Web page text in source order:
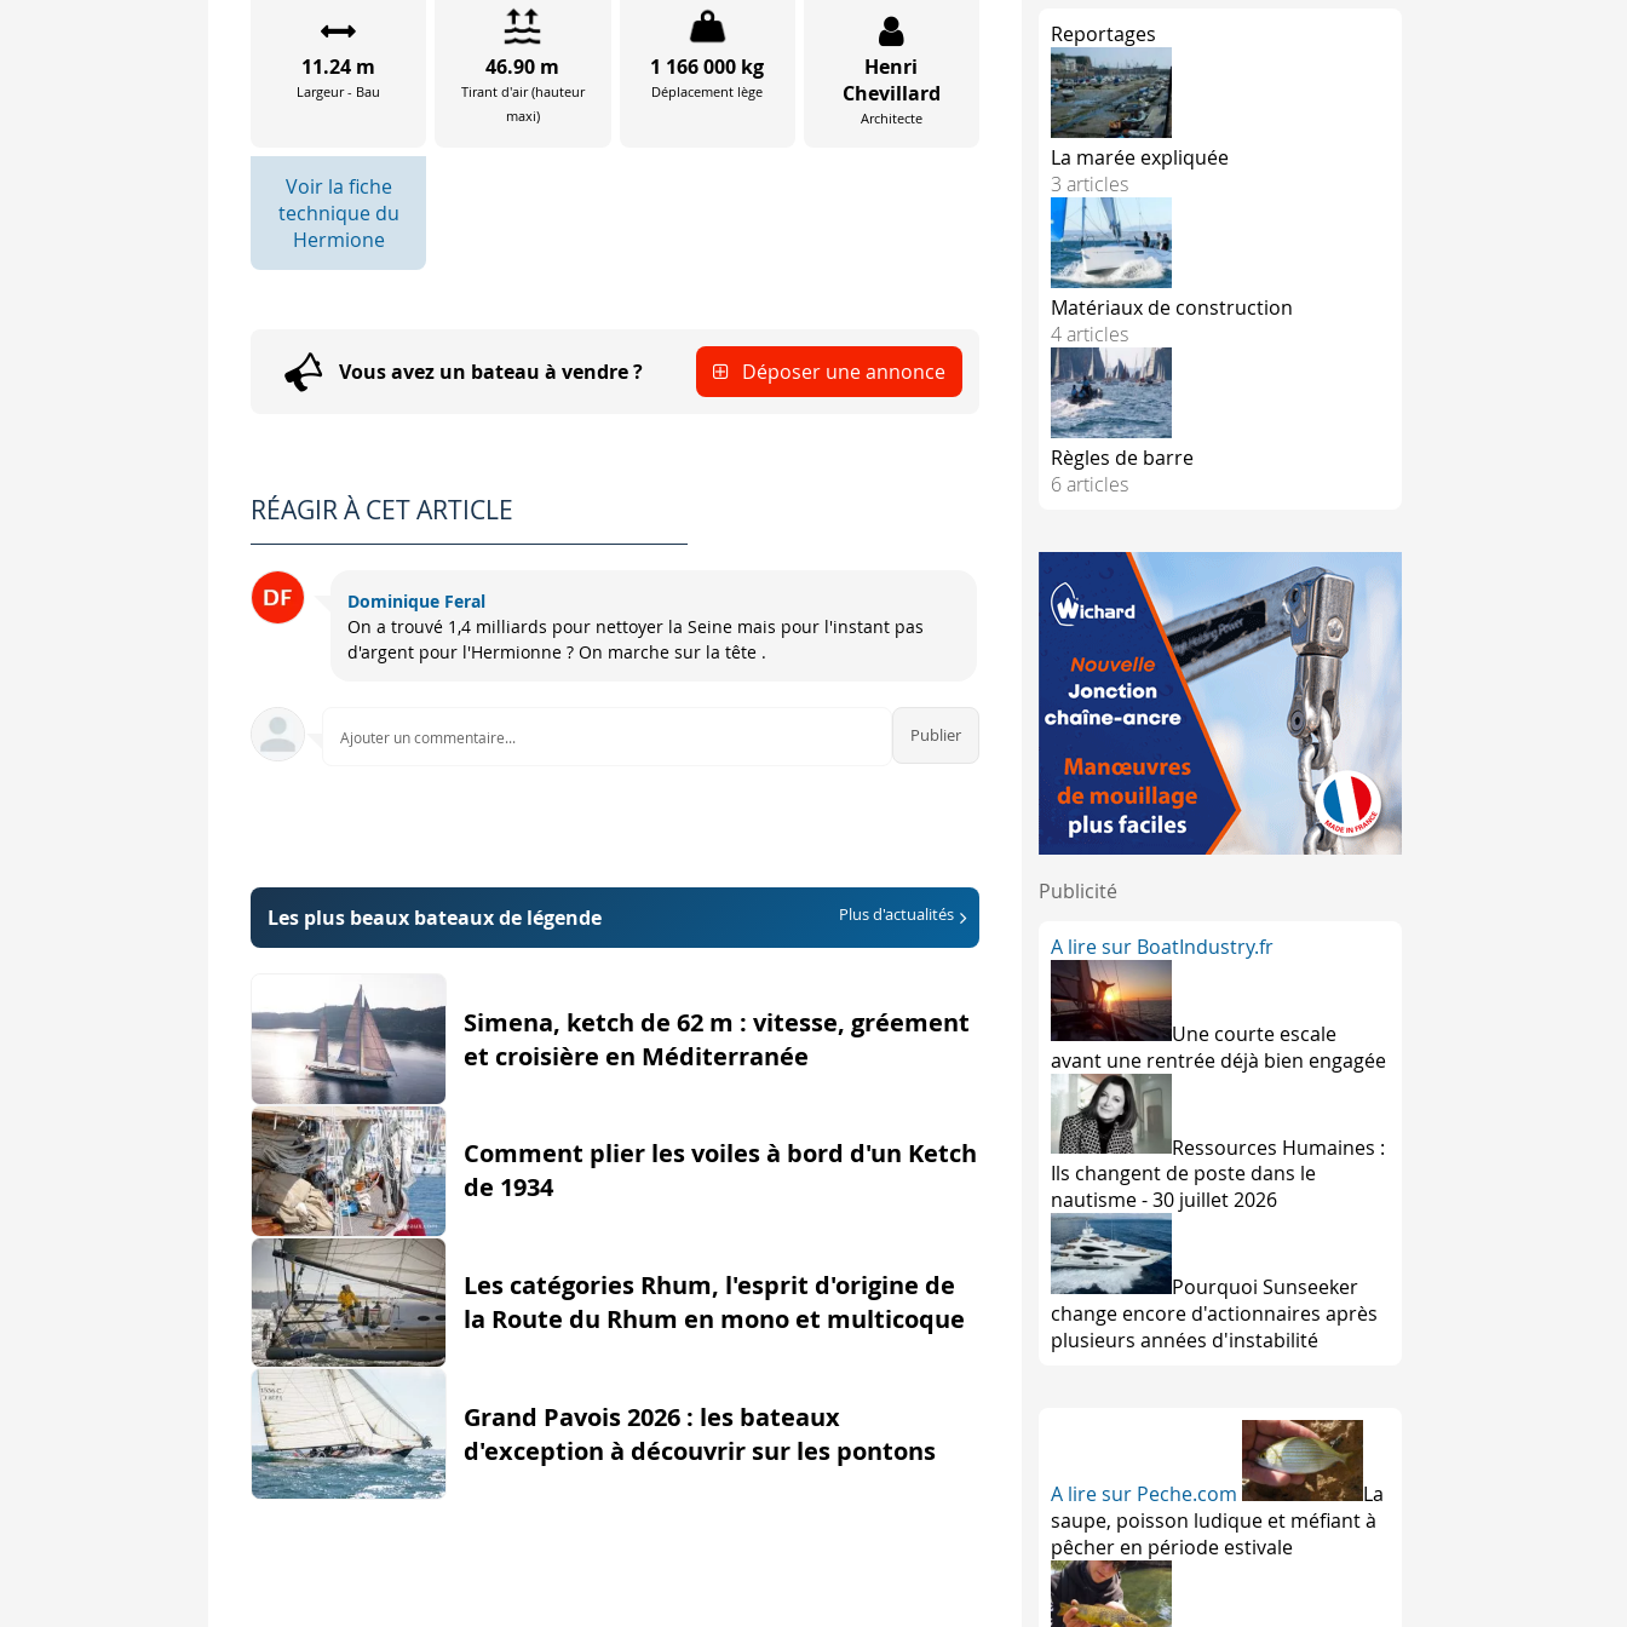
11.24 m
Largeur - Bau
46.90 m
Tirant d'air (hauteur
maxi)
1 166 000 kg
Déplacement lège
Henri
Chevillard
Architecte
Voir la fiche
technique du
Hermione
Vous avez un bateau à vendre ? Déposer une annonce
RÉAGIR À CET ARTICLE
Dominique Feral
On a trouvé 1,4 milliards pour nettoyer la Seine mais pour l'instant pas
d'argent pour l'Hermionne ? On marche sur la tête .
Ajouter un commentaire...
Les plus beaux bateaux de légende Plus d'actualités
Simena, ketch de 62 m : vitesse, gréement
et croisière en Méditerranée
Comment plier les voiles à bord d'un Ketch
de 1934
Les catégories Rhum, l'esprit d'origine de
la Route du Rhum en mono et multicoque
Grand Pavois 2026 : les bateaux
d'exception à découvrir sur les pontons
Reportages
La marée expliquée
3 articles
Matériaux de construction
4 articles
Règles de barre
6 articles
Publicité
A lire sur BoatIndustry.fr
Une courte escale
avant une rentrée déjà bien engagée
Ressources Humaines :
Ils changent de poste dans le
nautisme - 30 juillet 2026
Pourquoi Sunseeker
change encore d'actionnaires après
plusieurs années d'instabilité
A lire sur Peche.com
La
saupe, poisson ludique et méfiant à
pêcher en période estivale